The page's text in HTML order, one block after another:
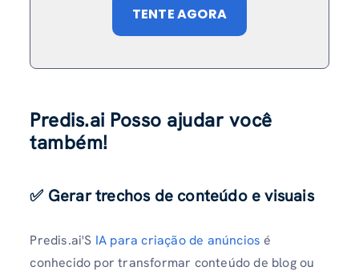
TENTE AGORA
Predis.ai Posso ajudar você
também!
✅ Gerar trechos de conteúdo e visuais
Predis.ai'S IA para criação de anúncios é
conhecido por transformar conteúdo de blog ou